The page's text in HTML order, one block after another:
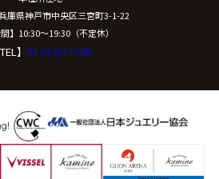
安全管理措置について
庫県神戸市中央区三宮町3-1-22
間】10:30〜19:30（不定休）
TEL】 0120-02-7039